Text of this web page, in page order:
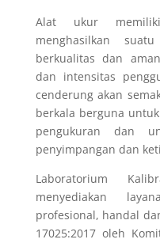
Alat ukur
menghasilkan
berkualitas dan
dan intensitas
cenderung akan
berkala berguna
pengukuran dan
penyimpangan dan
Laboratorium
menyediakan
profesional, handal
17025:2017 oleh